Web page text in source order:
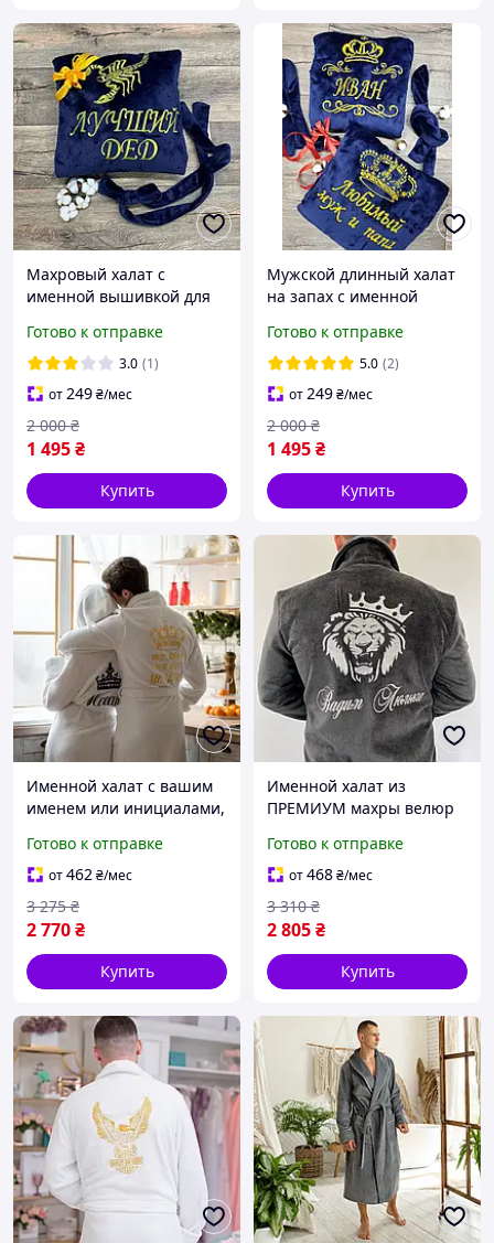
Махровый халат с
именной вышивкой для
Готово к отправке
3.0 (1)
от249₴/мес
1 495₴
2 000 ₴
Купить
Мужской длинный халат
на запах с именной
Готово к отправке
5.0 (2)
от249₴/мес
1 495₴
2 000 ₴
Купить
Именной халат с вашим
именем или инициалами,
Готово к отправке
от462₴/мес
2 770₴
3 275 ₴
Купить
Именной халат из
ПРЕМИУМ махры велюр
цвета теплый мужской
Турция
Готово к отправке
от468₴/мес
2 805₴
3 310 ₴
Купить